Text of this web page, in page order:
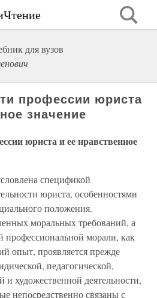
для вузов
профессии юриста
значение
юриста и ее нравственное
спецификой
юриста, особенностями
положения.
моральных требований, а
профессиональной морали, как
опыт, проявляется прежде
педагогической,
и художественной деятельности,
непосредственно связаны с